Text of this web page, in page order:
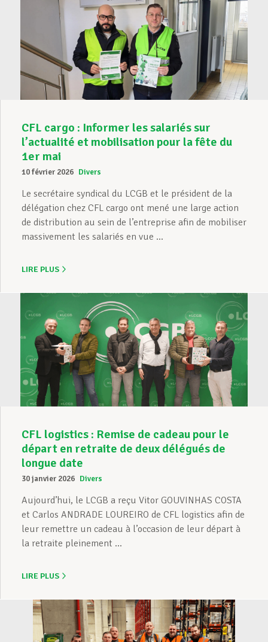
CFL cargo : Informer les salariés sur
l’actualité et mobilisation pour la fête du
1er mai
10 février 2026 Divers
Le secrétaire syndical du LCGB et le président de la
délégation chez CFL cargo ont mené une large action
de distribution au sein de l’entreprise afin de mobiliser
massivement les salariés en vue ...
LIRE PLUS
CFL logistics : Remise de cadeau pour le
départ en retraite de deux délégués de
longue date
30 janvier 2026 Divers
Aujourd’hui, le LCGB a reçu Vitor GOUVINHAS COSTA
et Carlos ANDRADE LOUREIRO de CFL logistics afin de
leur remettre un cadeau à l’occasion de leur départ à
la retraite pleinement ...
LIRE PLUS